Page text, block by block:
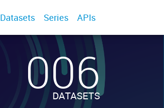
Datasets Series APIs
006
DATASETS